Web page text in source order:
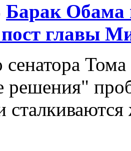
Барак Обама
главы
решения"